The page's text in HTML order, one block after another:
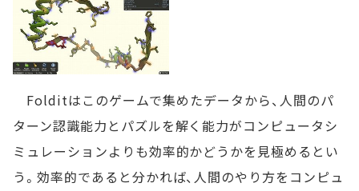
Folditはこのゲームで集めたデータから、人間のパ
ターン認識能力とパズルを解く能力がコンピュータシ
ミュレーションよりも効率的かどうかを見極めるとい
う。効率的であると分かれば、人間のやり方をコンピュ